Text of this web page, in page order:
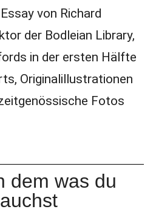
von Richard
der Bodleian Library,
in der ersten Hälfte
Originalillustrationen
Fotos
dem was du